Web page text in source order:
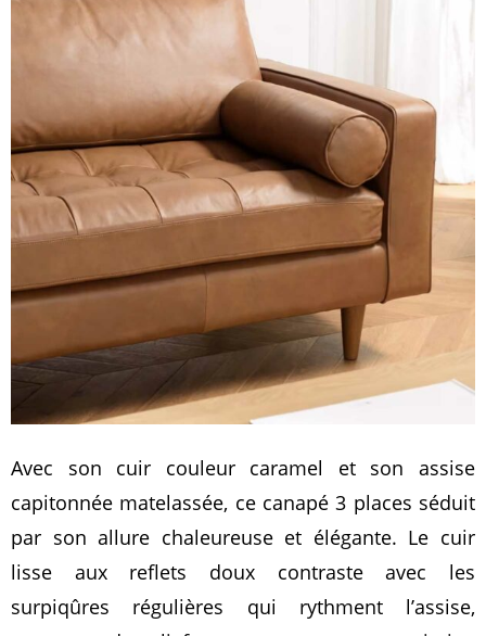
Avec son cuir couleur caramel et son assise
capitonnée matelassée, ce canapé 3 places séduit
par son allure chaleureuse et élégante. Le cuir
lisse aux reflets doux contraste avec les
surpiqûres régulières qui rythment l’assise,